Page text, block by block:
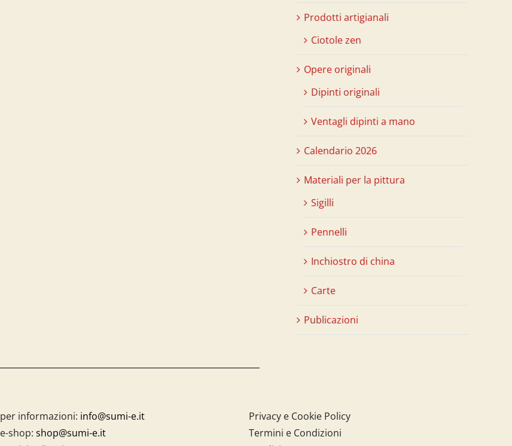
Prodotti artigianali
Ciotole zen
Opere originali
Dipinti originali
Ventagli dipinti a mano
Calendario 2026
Materiali per la pittura
Sigilli
Pennelli
Inchiostro di china
Carte
Publicazioni
per informazioni: info@sumi-e.it
e-shop: shop@sumi-e.it
Privacy e Cookie Policy
Termini e Condizioni